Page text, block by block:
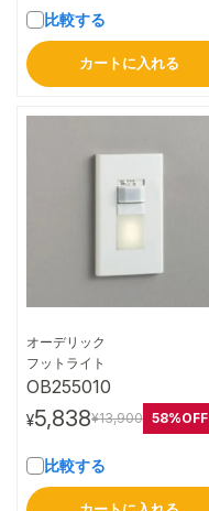
比較する
カートに入れる
オーデリック
フットライト
OB255010
¥5,838¥13,900 58%OFF
比較する